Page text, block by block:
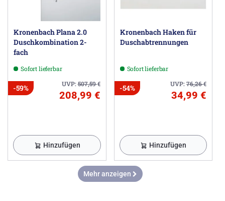
Kronenbach Plana 2.0
Duschkombination 2-
fach
Sofort lieferbar
UVP:507,59€
-59%
208,99 €
Hinzufügen
Kronenbach Haken für
Duschabtrennungen
Sofort lieferbar
UVP:76,26€
-54%
34,99 €
Hinzufügen
Mehr anzeigen